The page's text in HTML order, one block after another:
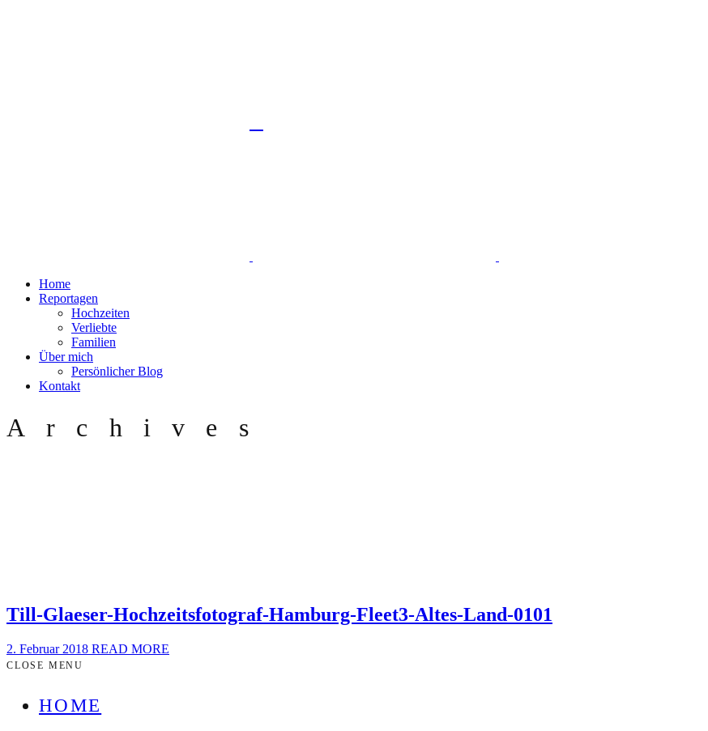
Home
Reportagen
Hochzeiten
Verliebte
Familien
Über mich
Persönlicher Blog
Kontakt
Archives
Till-Glaeser-Hochzeitsfotograf-Hamburg-Fleet3-Altes-Land-0101
2. Februar 2018 READ MORE
CLOSE MENU
HOME